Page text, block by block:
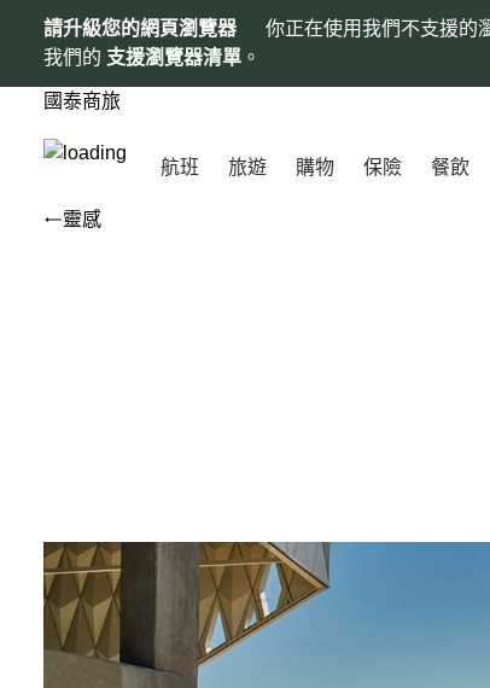
請升級您的網頁瀏覽器
你正在使用我們不支援的
我們的 支援瀏覽器清單 。
國泰商旅
航班 旅遊 購物 保險 餐飲
靈感